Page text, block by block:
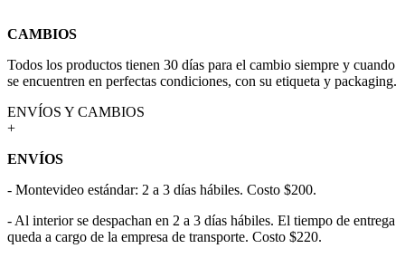
CAMBIOS
Todos los productos tienen 30 días para el cambio siempre y cuando
se encuentren en perfectas condiciones, con su etiqueta y packaging.
ENVÍOS Y CAMBIOS
+
ENVÍOS
- Montevideo estándar: 2 a 3 días hábiles. Costo $200.
- Al interior se despachan en 2 a 3 días hábiles. El tiempo de entrega
queda a cargo de la empresa de transporte. Costo $220.